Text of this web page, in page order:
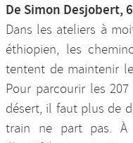
De Simon Desjobert,
Dans les ateliers à
éthiopien, les
tentent de maintenir
Pour parcourir les
désert, il faut plus de
train ne part pas. À